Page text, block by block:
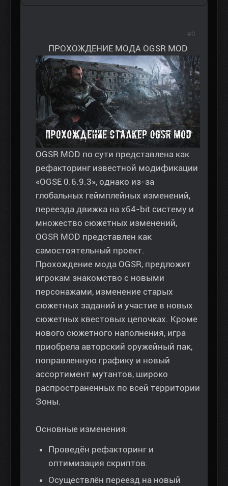
ПРОХОЖДЕНИЕ МОДА OGSR MOD
OGSR MOD по сути представлена как
рефакторинг известной модификации
«OGSE 0.6.9.3», однако из-за
глобальных геймплейных изменений,
переезда движка на x64-bit систему и
множество сюжетных изменений,
OGSR MOD представлен как
самостоятельный проект.
Прохождение мода OGSR, предложит
игрокам знакомство с новыми
персонажами, изменение старых
сюжетных заданий и участие в новых
сюжетных квестовых цепочках. Кроме
нового сюжетного наполнения, игра
приобрела авторский оружейный пак,
поправленную графику и новый
ассортимент мутантов, широко
распространенных по всей территории
Зоны.
Основные изменения:
Проведён рефакторинг и
оптимизация скриптов.
Осуществлён переезд на новый
#0